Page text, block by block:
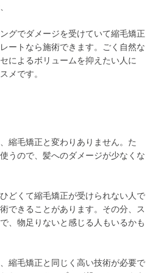
グでダメージを受けていて縮毛矯正
ートなら施術できます。ごく自然な
によるボリュームを抑えたい人に
メです。
縮毛矯正と変わりありません。た
うので、髪へのダメージが少なくな
どくて縮毛矯正が受けられない人で
できることがあります。その分、ス
、物足りないと感じる人もいるかも
縮毛矯正と同じく高い技術が必要で